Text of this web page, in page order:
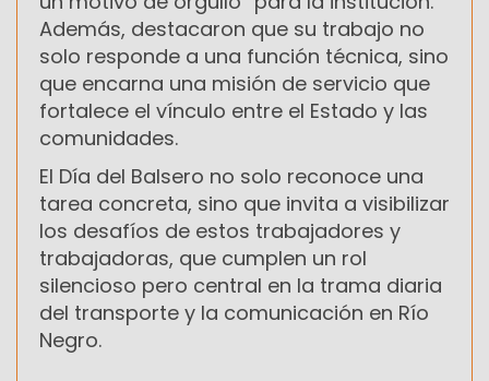
Además, destacaron que su trabajo no
solo responde a una función técnica, sino
que encarna una misión de servicio que
fortalece el vínculo entre el Estado y las
comunidades.
El Día del Balsero no solo reconoce una
tarea concreta, sino que invita a visibilizar
los desafíos de estos trabajadores y
trabajadoras, que cumplen un rol
silencioso pero central en la trama diaria
del transporte y la comunicación en Río
Negro.